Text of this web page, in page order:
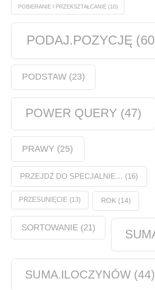
POBIERANIE I PRZEKSZTAŁCANIE(10)
PODAJ.POZYCJĘ
PODSTAW(23)
POWER QUERY (47)
PRAWY (25)
PRZEJDŹ DO SPECJALNIE… (16)
PRZESUNIĘCIE (13) ROK(14)
SORTOWANIE(21)
SUMA.ILOCZYNÓW (44)